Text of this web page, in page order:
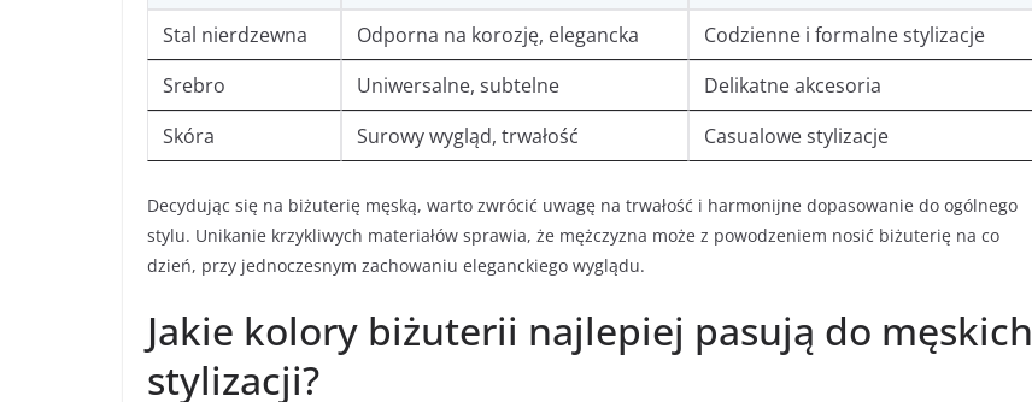
Stal nierdzewna
Odporna na korozję, elegancka
Codzienne i formalne stylizacje
Srebro
Uniwersalne, subtelne
Delikatne akcesoria
Skóra
Surowy wygląd, trwałość Casualowe stylizacje
Decydując się na biżuterię męską, warto zwrócić uwagę na trwałość i harmonijne dopasowanie do ogólnego
stylu. Unikanie krzykliwych materiałów sprawia, że mężczyzna może z powodzeniem nosić biżuterię na co
dzień, przy jednoczesnym zachowaniu eleganckiego wyglądu.
Jakie kolory biżuterii najlepiej pasują do męskich
stylizacji?